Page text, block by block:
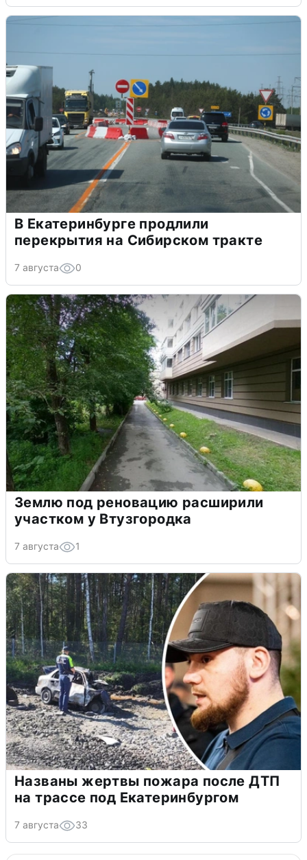
В Екатеринбурге продлили
перекрытия на Сибирском тракте
7 августа 0
Землю под реновацию расширили
участком у Втузгородка
7 августа 1
Названы жертвы пожара после ДТП
на трассе под Екатеринбургом
7 августа 33